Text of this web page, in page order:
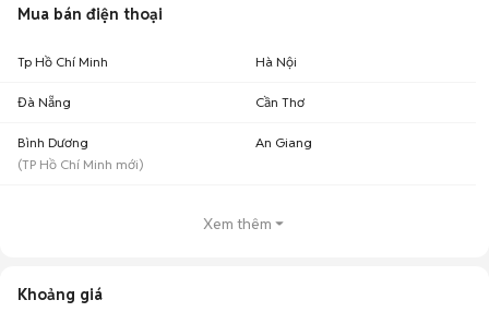
Mua bán điện thoại
Tp Hồ Chí Minh Hà Nội
Đà Nẵng Cần Thơ
Bình Dương
(TP Hồ Chí Minh mới)
An Giang
Xem thêm
Khoảng giá